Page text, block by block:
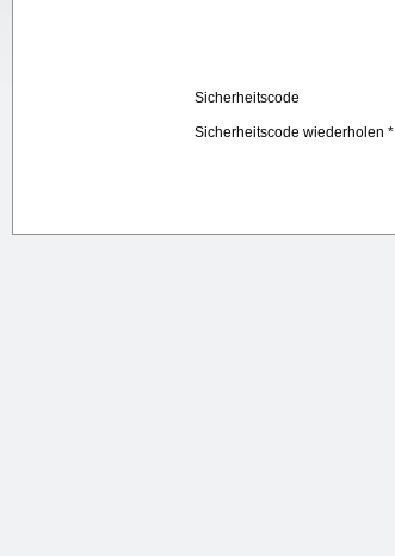
Sicherheitscode
Sicherheitscode wiederholen *